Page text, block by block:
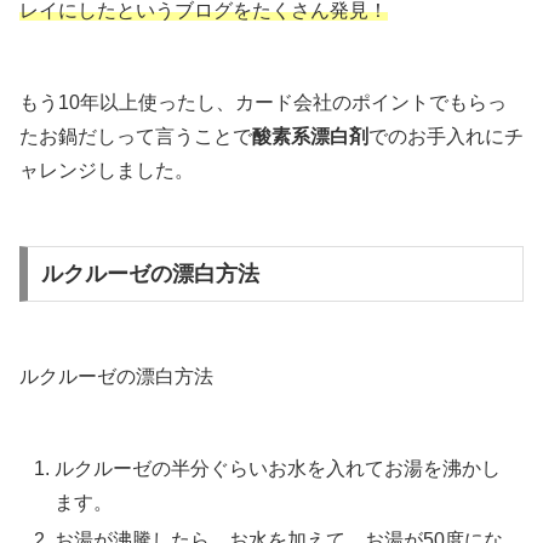
レイにしたというブログをたくさん発見！
もう10年以上使ったし、カード会社のポイントでもらっ
たお鍋だしって言うことで酸素系漂白剤 でのお手入れにチ
ャレンジしました。
ルクルーゼの漂白方法
ルクルーゼの漂白方法
ルクルーゼの半分ぐらいお水を入れてお湯を沸かし
ます。